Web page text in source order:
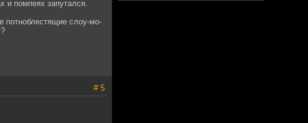
и помпеях запутался.
потноблестящие слоу-мо-
# 5